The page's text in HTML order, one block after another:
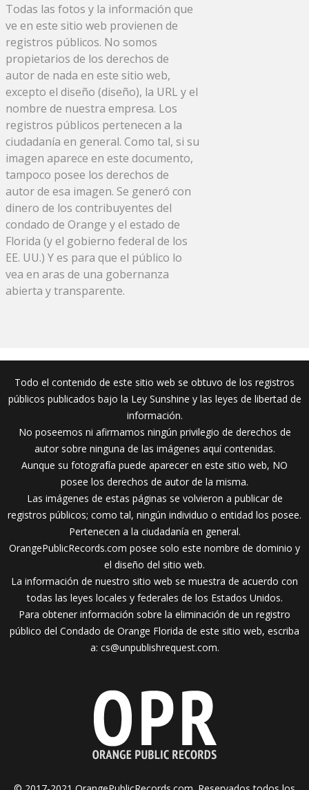
Todas las fotos y la información que
ve en este sitio web provienen de
registros públicos. No somos
propietarios de los derechos de
autor de nada en este sitio web,
excepto el diseño (diseño), la URL y el
nombre de nuestra empresa. Los
registros públicos pertenecen a la
ciudadanía en general. Como tal, si su
imagen aparece en este documento,
tampoco posee los derechos de
autor de esa imagen. Se generó con
dinero de los contribuyentes del
condado de Orange y el estado de
Florida (y el gobierno federal de los
EE. UU.) Y es para que el público lo
vea en aras de una gobernanza
abierta y transparente.
Todo el contenido de este sitio web se obtuvo de los registros
públicos publicados bajo la Ley Sunshine y las leyes de libertad de
información.
No poseemos ni afirmamos ningún privilegio de derechos de
autor sobre ninguna de las imágenes aquí contenidas.
Aunque su fotografía puede aparecer en este sitio web, NO
posee los derechos de autor de la misma.
Las imágenes de estas páginas se volvieron a publicar de
registros públicos; como tal, ningún individuo o entidad los posee.
Pertenecen a la ciudadanía en general.
OrangePublicRecords.com posee solo este nombre de dominio y
el diseño del sitio web.
La información de nuestro sitio web se muestra de acuerdo con
todas las leyes locales y federales de los Estados Unidos.
Para obtener información sobre la eliminación de un registro
público del Condado de Orange Florida de este sitio web, escriba
a: cs@unpublishrequest.com.